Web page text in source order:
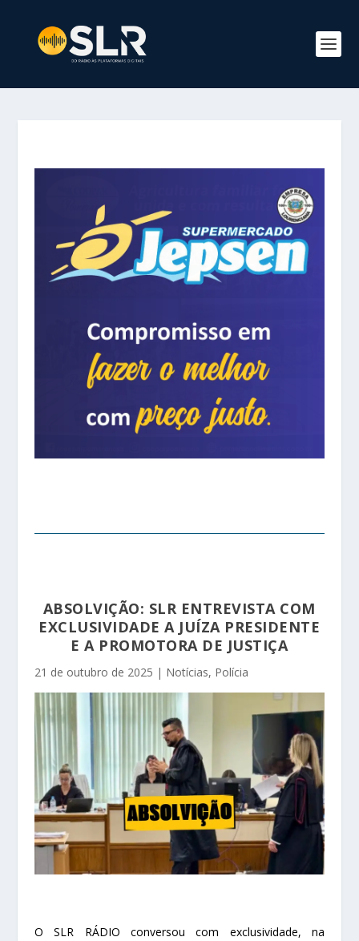
ABSOLVIÇÃO: SLR ENTREVISTA COM
EXCLUSIVIDADE A JUÍZA PRESIDENTE
E A PROMOTORA DE JUSTIÇA
21 de outubro de 2025 | Notícias, Polícia
O SLR RÁDIO conversou com exclusividade, na